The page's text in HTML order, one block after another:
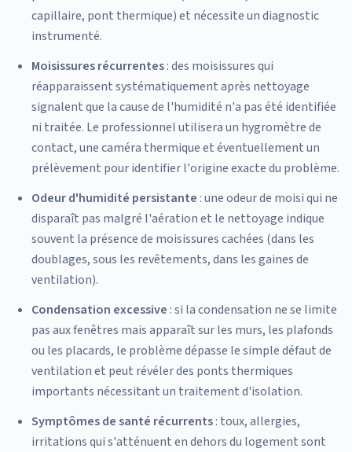
capillaire, pont thermique) et nécessite un diagnostic
instrumenté.
Moisissures récurrentes: des moisissures qui
réapparaissent systématiquement après nettoyage
signalent que la cause de l'humidité n'a pas été identifiée
ni traitée. Le professionnel utilisera un hygromètre de
contact, une caméra thermique et éventuellement un
prélèvement pour identifier l'origine exacte du problème.
Odeur d'humidité persistante : une odeur de moisi qui ne
disparaît pas malgré l'aération et le nettoyage indique
souvent la présence de moisissures cachées (dans les
doublages, sous les revêtements, dans les gaines de
ventilation).
Condensation excessive : si la condensation ne se limite
pas aux fenêtres mais apparaît sur les murs, les plafonds
ou les placards, le problème dépasse le simple défaut de
ventilation et peut révéler des ponts thermiques
importants nécessitant un traitement d'isolation.
Symptômes de santé récurrents: toux, allergies,
irritations qui s'atténuent en dehors du logement sont